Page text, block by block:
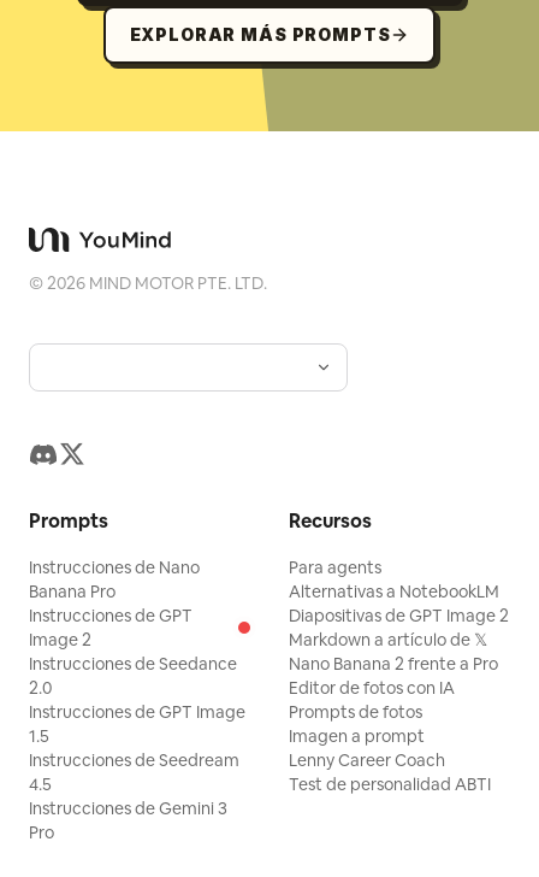
EXPLORAR MÁS PROMPTS
©2026 MIND MOTOR PTE. LTD.
Prompts
Instrucciones de Nano
Banana Pro
Instrucciones de GPT
Image 2
Instrucciones de Seedance
2.0
Instrucciones de GPT Image
1.5
Instrucciones de Seedream
4.5
Instrucciones de Gemini 3
Pro
Recursos
Para agents
Alternativas a NotebookLM
Diapositivas de GPT Image 2
Markdown a artículo de 𝕏
Nano Banana 2 frente a Pro
Editor de fotos con IA
Prompts de fotos
Imagen a prompt
Lenny Career Coach
Test de personalidad ABTI